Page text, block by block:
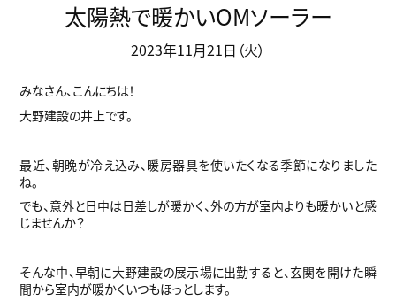
太陽熱で暖かいOMソーラー
2023年11月21日（火）
みなさん、こんにちは！
大野建設の井上です。
最近、朝晩が冷え込み、暖房器具を使いたくなる季節になりました
ね。
でも、意外と日中は日差しが暖かく、外の方が室内よりも暖かいと感
じませんか？
そんな中、早朝に大野建設の展示場に出勤すると、玄関を開けた瞬
間から室内が暖かくいつもほっとします。